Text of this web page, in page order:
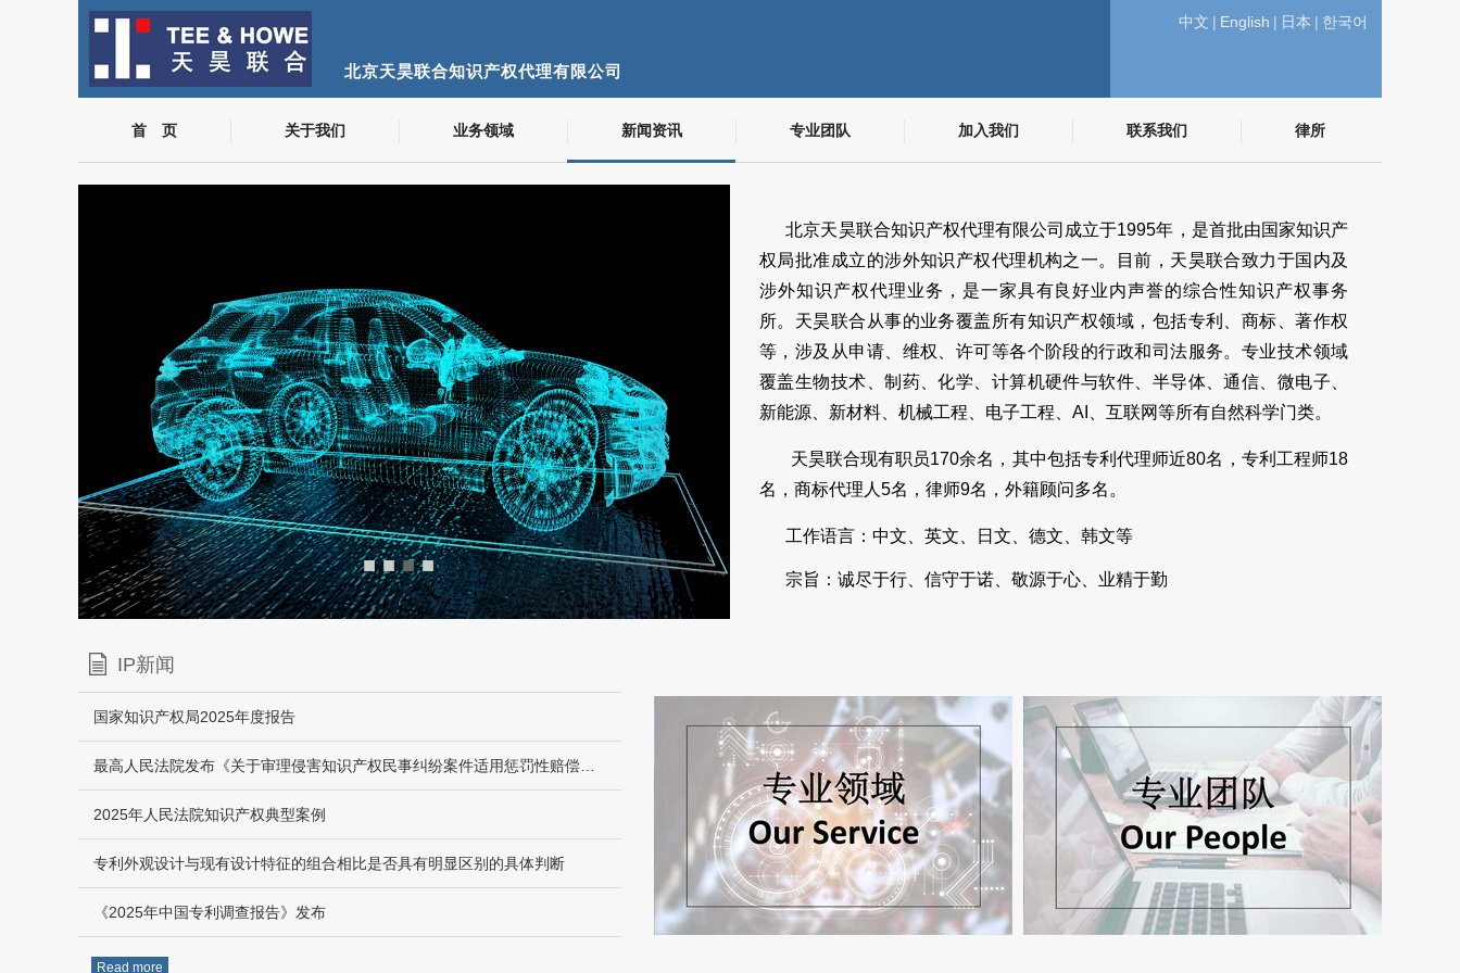
北京天昊联合知识产权代理有限公司
中文 | English | 日本 | 한국어
首 页 关于我们 业务领域 新闻资讯 专业团队 加入我们 联系我们 律所
■ ■ ■ ■
北京天昊联合知识产权代理有限公司成立于1995年，是首批由国家知识产
权局批准成立的涉外知识产权代理机构之一。目前，天昊联合致力于国内及
涉外知识产权代理业务，是一家具有良好业内声誉的综合性知识产权事务
所。天昊联合从事的业务覆盖所有知识产权领域，包括专利、商标、著作权
等，涉及从申请、维权、许可等各个阶段的行政和司法服务。专业技术领域
覆盖生物技术、制药、化学、计算机硬件与软件、半导体、通信、微电子、
新能源、新材料、机械工程、电子工程、AI、互联网等所有自然科学门类。
天昊联合现有职员170余名，其中包括专利代理师近80名，专利工程师18
名，商标代理人5名，律师9名，外籍顾问多名。
工作语言：中文、英文、日文、德文、韩文等
宗旨：诚尽于行、信守于诺、敬源于心、业精于勤
IP新闻
国家知识产权局2025年度报告
2025年人民法院知识产权典型案例
专利外观设计与现有设计特征的组合相比是否具有明显区别的具体判断
《2025年中国专利调查报告》发布
Read more